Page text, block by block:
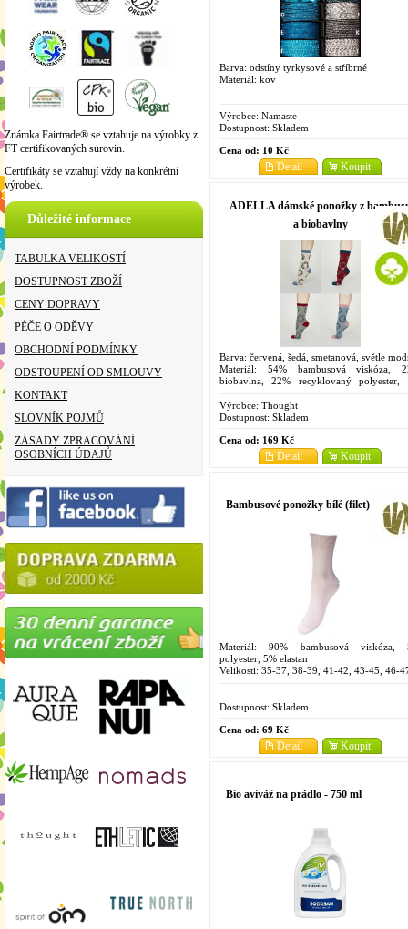
Známka Fairtrade® se vztahuje na výrobky z
FT certifikovaných surovin.
Certifikáty se vztahují vždy na konkrétní
výrobek.
Důležité informace
TABULKA VELIKOSTÍ
DOSTUPNOST ZBOŽÍ
CENY DOPRAVY
PÉČE O ODĚVY
OBCHODNÍ PODMÍNKY
ODSTOUPENÍ OD SMLOUVY
KONTAKT
SLOVNÍK POJMŮ
ZÁSADY ZPRACOVÁNÍ
OSOBNÍCH ÚDAJŮ
Barva: odstíny tyrkysové a stříbrné
Materiál: kov
Výrobce: Namaste
Dostupnost: Skladem
Cena od: 10 Kč
Koupit
Detail
ADELLA dámské ponožky z
a biobavlny
Barva: červená, šedá, smetanová, světle
Materiál: 54% bambusová viskóza,
biobavlna, 22% recyklovaný polyester,
Velikosti: 4-7
Výrobce: Thought
Dostupnost: Skladem
Cena od: 169 Kč
Koupit
Detail
Bambusové ponožky bílé (filet)
Materiál: 90% bambusová viskóza,
polyester, 5% elastan
Velikosti: 35-37, 38-39, 41-42, 43-45, 46-
Dostupnost: Skladem
Cena od: 69 Kč
Koupit
Detail
Bio aviváž na prádlo - 750 ml